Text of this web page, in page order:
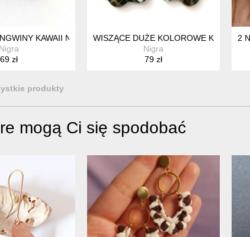
KAWAII NA SZTYFTACH UROCZA BIŻUTERIA
Nigra
69 zł
WISZĄCE DUŻE KOLOROWE KOLCZYKI
Nigra
79 zł
2
produkty
mogą Ci się spodobać